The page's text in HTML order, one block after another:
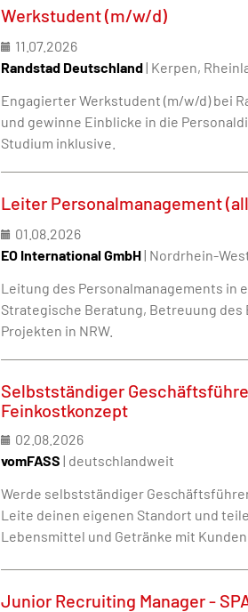
Werkstudent (m/w/d)
11.07.2026
Randstad Deutschland| Kerpen,
Engagierter Werkstudent (m/w/d) bei
und gewinne Einblicke in die
Studium inklusive.
Leiter Personalmanagement
01.08.2026
EO International GmbH| Nordrhein-
Leitung des Personalmanagements in
Strategische Beratung, Betreuung
Projekten in NRW.
Selbstständiger
Feinkostkonzept
02.08.2026
vomFASS | deutschlandweit
Werde selbstständiger
Leite deinen eigenen Standort und
Lebensmittel und Getränke mit Kunden.
Junior Recruiting Manager -